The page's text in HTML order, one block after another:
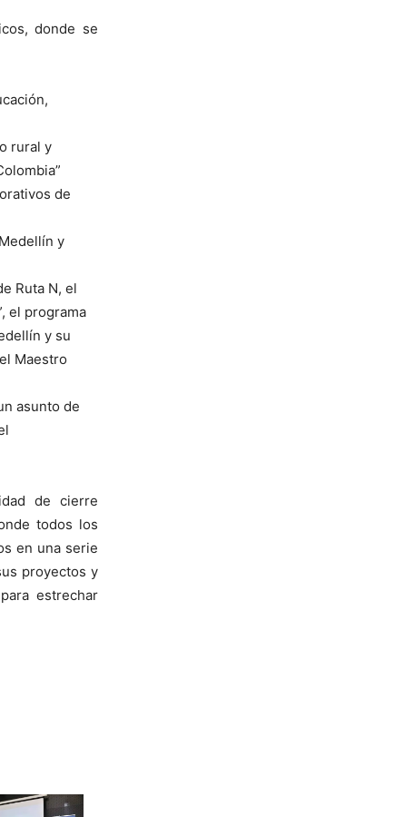
donde se
rural y
de
y
Ruta N, el
el programa
y su
Maestro
asunto de
de cierre
todos los
en una serie
proyectos y
estrechar